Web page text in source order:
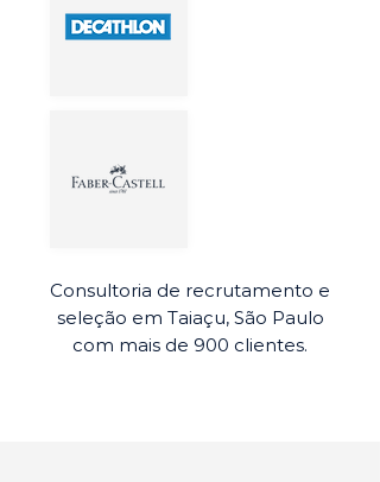
Consultoria de recrutamento e
seleção em Taiaçu, São Paulo
com mais de 900 clientes.